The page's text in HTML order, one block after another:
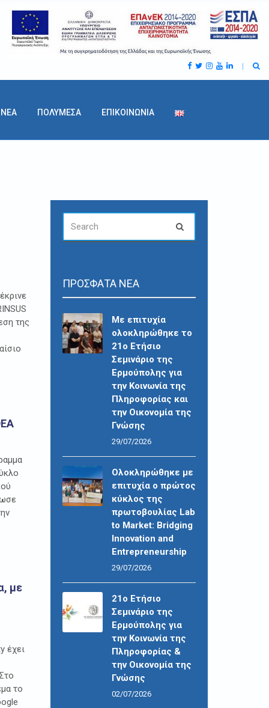
ΝΕΑ ΠΟΛΥΜΕΣΑ ΕΠΙΚΟΙΝΩΝΙΑ
της
με
έχει
το
SEARCH
FOR:
ΠΡΟΣΦΑΤΑ ΝΕΑ
Με επιτυχία
ολοκληρώθηκε το
21ο Ετήσιο
Σεμινάριο της
Ερμούπολης για
την Κοινωνία της
Πληροφορίας και
την Οικονομία της
Γνώσης
29/07/2026
Ολοκληρώθηκε με
επιτυχία ο πρώτος
κύκλος της
πρωτοβουλίας Lab
to Market: Bridging
Innovation and
Entrepreneurship
29/07/2026
21ο Ετήσιο
Σεμινάριο της
Ερμούπολης για
την Κοινωνία της
Πληροφορίας &
την Οικονομία της
Γνώσης
02/07/2026